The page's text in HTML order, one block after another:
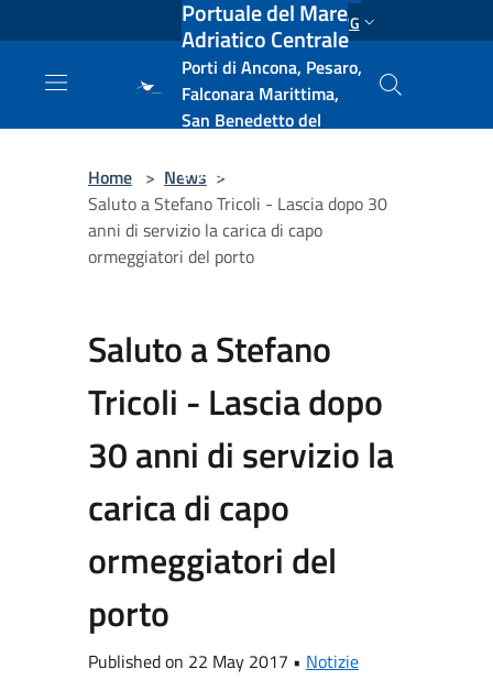
Salta al contenuto principale ENG
Portuale del Mare
Adriatico Centrale
Porti di Ancona, Pesaro,
Falconara Marittima,
San Benedetto del
e Vasto
Home > News >
Saluto a Stefano Tricoli - Lascia dopo 30
anni di servizio la carica di capo
ormeggiatori del porto
Saluto a Stefano
Tricoli - Lascia dopo
30 anni di servizio la
carica di capo
ormeggiatori del
porto
Published on 22 May 2017 • Notizie